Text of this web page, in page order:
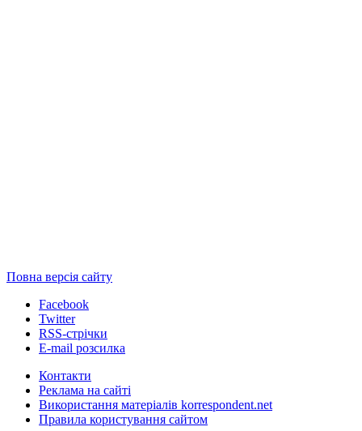
Повна версія сайту
Facebook
Twitter
RSS-стрічки
E-mail розсилка
Контакти
Реклама на сайті
Використання матеріалів korrespondent.net
Правила користування сайтом